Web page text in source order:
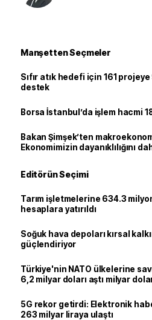
Manşetten Seçmeler
Sıfır atık hedefi için 161
destek
Borsa İstanbul’da işlem hacmi
Bakan Şimşek’ten
Ekonomimizin dayanıklılığını
Editörün Seçimi
Tarım işletmelerine 634.3
hesaplara yatırıldı
Soğuk hava depoları kırsal
güçlendiriyor
Türkiye'nin NATO ülkelerine
6,2 milyar doları aştı milyar
5G rekor getirdi: Elektronik
263 milyar liraya ulaştı